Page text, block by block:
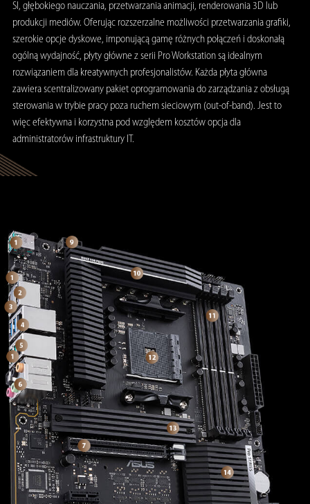
SI, głębokiego nauczania, przetwarzania animacji, renderowania 3D lub
produkcji mediów. Oferując rozszerzalne możliwości przetwarzania grafiki,
szerokie opcje dyskowe, imponującą gamę różnych połączeń i doskonałą
ogólną wydajność, płyty główne z serii Pro Workstation są idealnym
rozwiązaniem dla kreatywnych profesjonalistów. Każda płyta główna
zawiera scentralizowany pakiet oprogramowania do zarządzania z obsługą
sterowania w trybie pracy poza ruchem sieciowym (out-of-band). Jest to
więc efektywna i korzystna pod względem kosztów opcja dla
administratorów infrastruktury IT.